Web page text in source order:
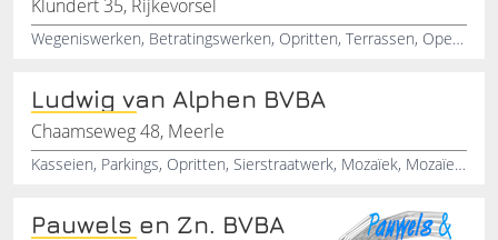
Klundert 35, Rijkevorsel
Wegeniswerken, Betratingswerken, Opritten, Terrassen, Openbare werken, Onderaanneming, Klinkerwerken, Plaatsen van klinkers, Rioleringswerken
Ludwig van Alphen BVBA
Chaamseweg 48, Meerle
Kasseien, Parkings, Opritten, Sierstraatwerk, Mozaïek, Mozaïekwerken, Mozaïekbewerker, Zelfwerkend patroon
Pauwels en Zn. BVBA